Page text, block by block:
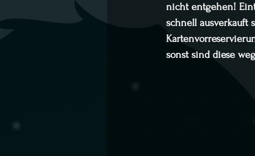
nicht entgehen!
schnell ausverkauft
sonst sind diese